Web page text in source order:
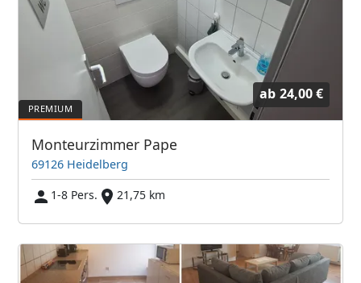
ab 24,00 €
Monteurzimmer Pape
69126 Heidelberg
1-8 Pers.
21,75 km